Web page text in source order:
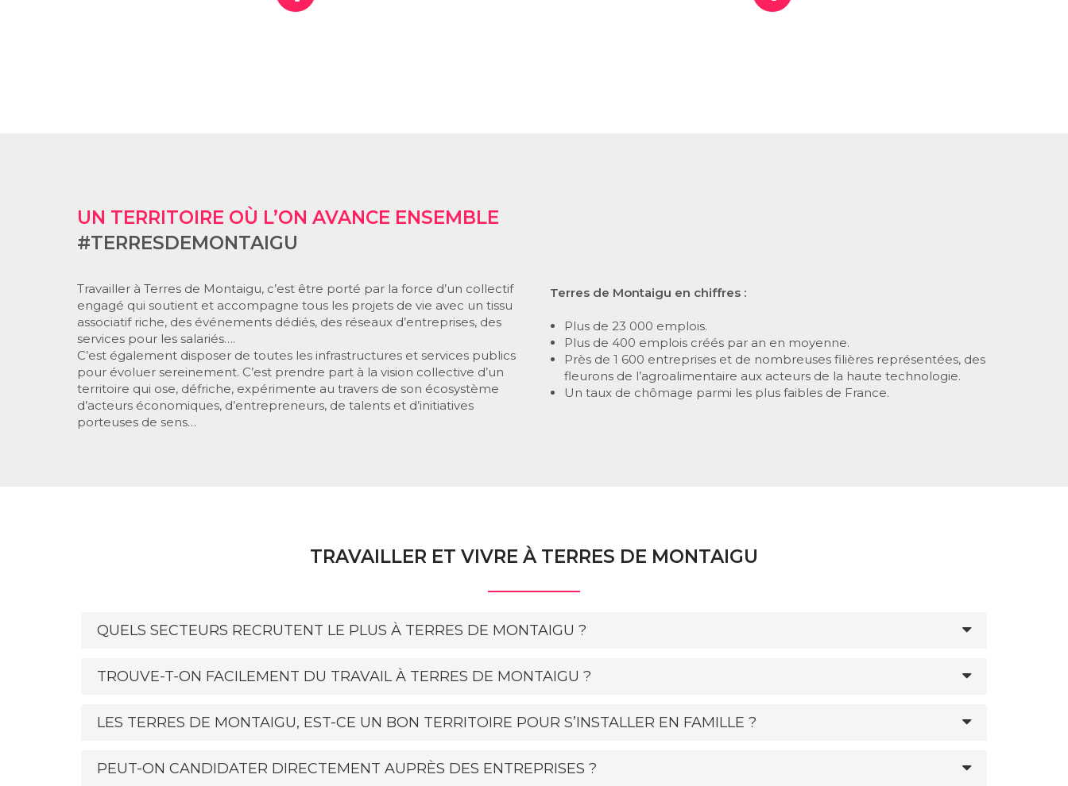
UN TERRITOIRE OÙ L’ON AVANCE ENSEMBLE
#TERRESDEMONTAIGU
Travailler à Terres de Montaigu, c’est être porté par la force d’un collectif
engagé qui soutient et accompagne tous les projets de vie avec un tissu
associatif riche, des événements dédiés, des réseaux d’entreprises, des
services pour les salariés….
C’est également disposer de toutes les infrastructures et services publics
pour évoluer sereinement. C’est prendre part à la vision collective d’un
territoire qui ose, défriche, expérimente au travers de son écosystème
d’acteurs économiques, d’entrepreneurs, de talents et d’initiatives
porteuses de sens…
Terres de Montaigu en chiffres :
Plus de 23 000 emplois.
Plus de 400 emplois créés par an en moyenne.
Près de 1 600 entreprises et de nombreuses filières représentées, des
fleurons de l’agroalimentaire aux acteurs de la haute technologie.
Un taux de chômage parmi les plus faibles de France.
TRAVAILLER ET VIVRE À TERRES DE MONTAIGU
QUELS SECTEURS RECRUTENT LE PLUS À TERRES DE MONTAIGU ?
TROUVE-T-ON FACILEMENT DU TRAVAIL À TERRES DE MONTAIGU ?
LES TERRES DE MONTAIGU, EST-CE UN BON TERRITOIRE POUR S’INSTALLER EN FAMILLE ?
PEUT-ON CANDIDATER DIRECTEMENT AUPRÈS DES ENTREPRISES ?